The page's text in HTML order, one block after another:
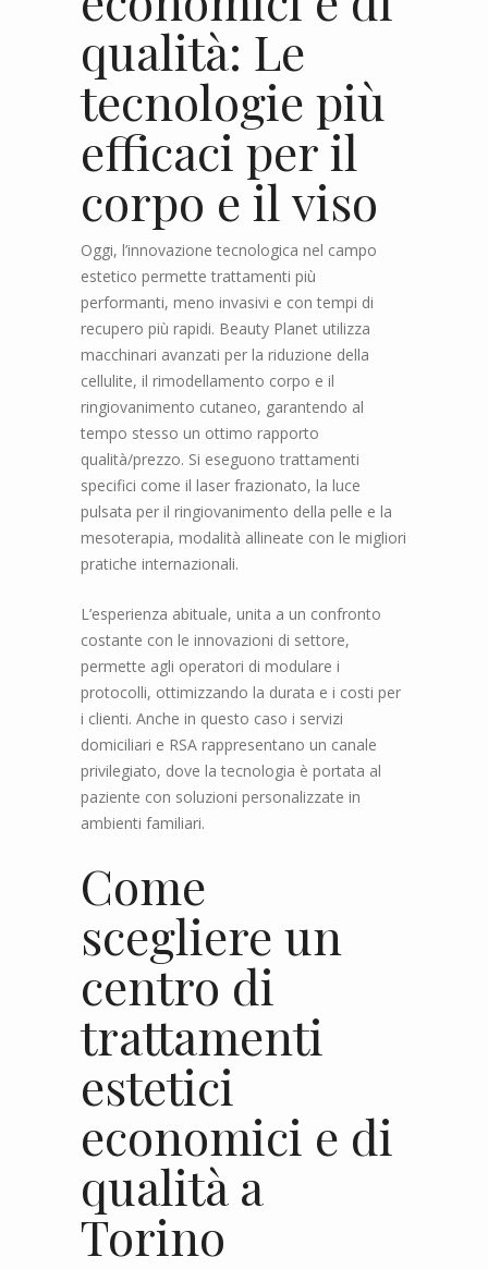
qualità: Le
tecnologie più
efficaci per il
corpo e il viso
Oggi, l’innovazione tecnologica nel campo
estetico permette trattamenti più
performanti, meno invasivi e con tempi di
recupero più rapidi. Beauty Planet utilizza
macchinari avanzati per la riduzione della
cellulite, il rimodellamento corpo e il
ringiovanimento cutaneo, garantendo al
tempo stesso un ottimo rapporto
qualità/prezzo. Si eseguono trattamenti
specifici come il laser frazionato, la luce
pulsata per il ringiovanimento della pelle e la
mesoterapia, modalità allineate con le migliori
pratiche internazionali.
L’esperienza abituale, unita a un confronto
costante con le innovazioni di settore,
permette agli operatori di modulare i
protocolli, ottimizzando la durata e i costi per
i clienti. Anche in questo caso i servizi
domiciliari e RSA rappresentano un canale
privilegiato, dove la tecnologia è portata al
paziente con soluzioni personalizzate in
ambienti familiari.
Come
scegliere un
centro di
trattamenti
estetici
economici e di
qualità a
Torino